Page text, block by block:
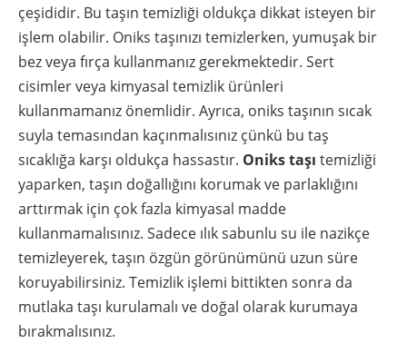
çeşididir. Bu taşın temizliği oldukça dikkat isteyen bir
işlem olabilir. Oniks taşınızı temizlerken, yumuşak bir
bez veya fırça kullanmanız gerekmektedir. Sert
cisimler veya kimyasal temizlik ürünleri
kullanmamanız önemlidir. Ayrıca, oniks taşının sıcak
suyla temasından kaçınmalısınız çünkü bu taş
sıcaklığa karşı oldukça hassastır. Oniks taşı temizliği
yaparken, taşın doğallığını korumak ve parlaklığını
arttırmak için çok fazla kimyasal madde
kullanmamalısınız. Sadece ılık sabunlu su ile nazikçe
temizleyerek, taşın özgün görünümünü uzun süre
koruyabilirsiniz. Temizlik işlemi bittikten sonra da
mutlaka taşı kurulamalı ve doğal olarak kurumaya
bırakmalısınız.